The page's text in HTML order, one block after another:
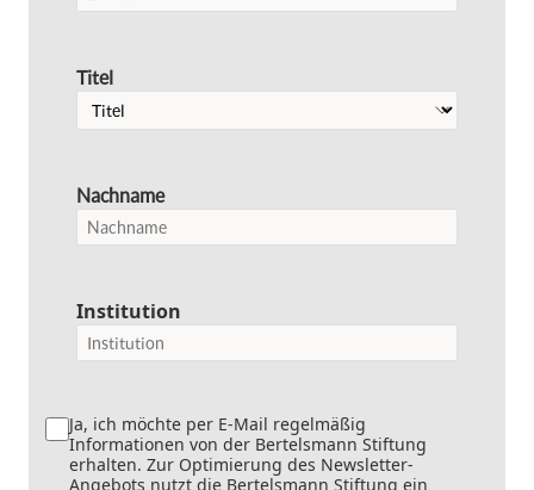
Titel
Nachname
Institution
Ja, ich möchte per E-Mail regelmäßig
Informationen von der Bertelsmann Stiftung
erhalten. Zur Optimierung des Newsletter-
Angebots nutzt die Bertelsmann Stiftung ein